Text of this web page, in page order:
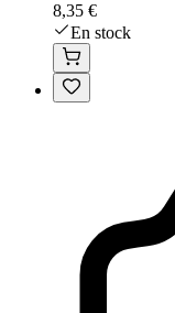
8,35 €
En stock